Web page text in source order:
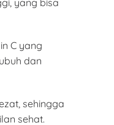
yang bisa
C yang
dan
sehingga
sehat.